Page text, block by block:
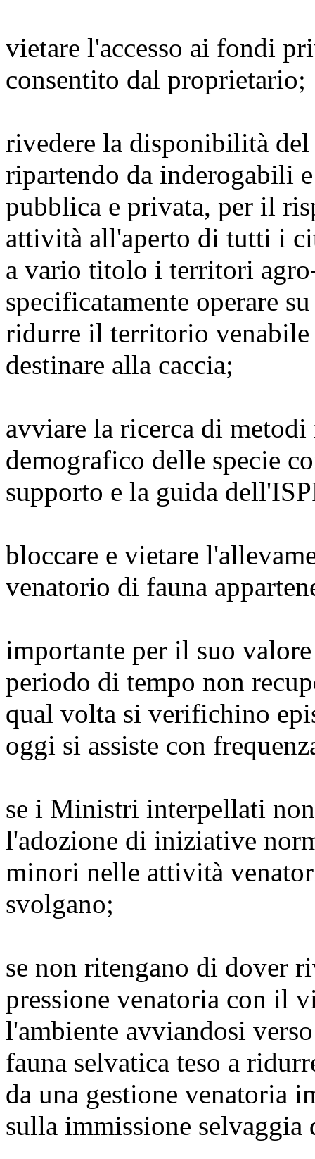
vietare l'accesso ai fondi
consentito dal proprietario;
rivedere la disponibilità
ripartendo da inderogabili
pubblica e privata, per il
attività all'aperto di tutti i
a vario titolo i territori
specificatamente operare
ridurre il territorio venabile
destinare alla caccia;
avviare la ricerca di
demografico delle specie
supporto e la guida
bloccare e vietare
venatorio di fauna
importante per il suo
periodo di tempo non
qual volta si verifichino
oggi si assiste con
se i Ministri interpellati
l'adozione di iniziative
minori nelle attività
svolgano;
se non ritengano di dover
pressione venatoria con il
l'ambiente avviandosi
fauna selvatica teso a
da una gestione venatoria
sulla immissione selvaggia